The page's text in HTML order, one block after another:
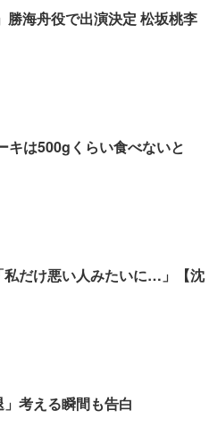
勝海舟役で出演決定 松坂桃李
キは500gくらい食べないと
私だけ悪い人みたいに…」【沈
考える瞬間も告白